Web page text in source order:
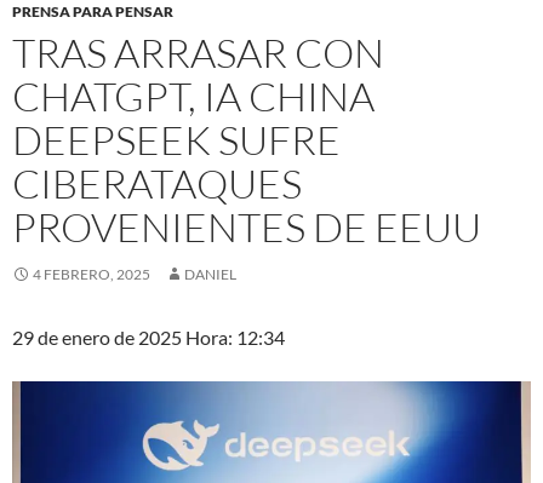
PRENSA PARA PENSAR
TRAS ARRASAR CON
CHATGPT, IA CHINA
DEEPSEEK SUFRE
CIBERATAQUES
PROVENIENTES DE EEUU
4 FEBRERO, 2025 DANIEL
29 de enero de 2025 Hora: 12:34